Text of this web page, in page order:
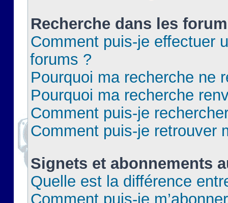
Recherche dans les
Comment puis-je effectuer
forums ?
Pourquoi ma recherche ne
Pourquoi ma recherche
Comment puis-je
Comment puis-je retrouver
Signets et abonnements
Quelle est la différence
Comment puis-je